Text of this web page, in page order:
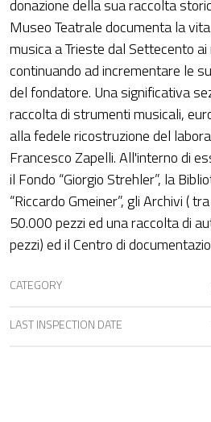
donazione della sua raccolta
Museo Teatrale documenta la
musica a Trieste dal Settecento
continuando ad incrementare le
del fondatore. Una significativa
raccolta di strumenti musicali,
alla fedele ricostruzione del
Francesco Zapelli. All'interno di
il Fondo “Giorgio Strehler”, la
“Riccardo Gmeiner”, gli Archivi (
50.000 pezzi ed una raccolta di
pezzi) ed il Centro di
CATEGORY
LAST INSPECTION DATE